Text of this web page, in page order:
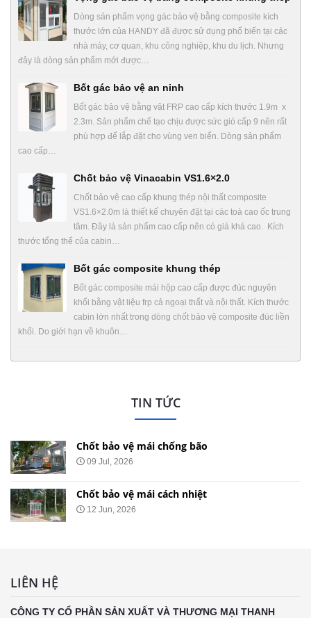
Dòng sản phẩm vọng gác bảo vệ bằng composite kích
thước lớn của HANDY đã được sử dụng phổ biến tại các
nhà máy, cơ quan, khu công nghiệp, khu du lịch. Nhưng
đây là dòng sản phẩm mới được…
Bốt gác bảo vệ an ninh
Bốt gác bảo vệ bằng vật FRP cao cấp kích thước 1.9m x
2.3m. Sản phẩm chế tạo chịu được sức gió cấp 9 nên rất
phù hợp để lắp đặt cho vùng ven biển. Dòng sản phẩm
cao cấp…
Chốt bảo vệ Vinacabin VS1.6×2.0
Chốt bảo vệ cao cấp khung thép nội thất composite
VS1.6×2.0m là thiết kế chuyên đặt tại các toà cao ốc trung
tâm. Đây là sản phẩm cao cấp nên có giá khá cao. Kích
thước tổng thể của cabin…
Bốt gác composite khung thép
Bốt gác composite mái hộp cao cấp được đúc nguyên
khối bằng vật liệu frp cả ngoại thất và nội thất. Kích thước
cabin lớn nhất trong dòng chốt bảo vệ composite đúc liền
khối. Do giới hạn về khuôn…
TIN TỨC
Chốt bảo vệ mái chống bão
09 Jul, 2026
Chốt bảo vệ mái cách nhiệt
12 Jun, 2026
LIÊN HỆ
CÔNG TY CỔ PHẦN SẢN XUẤT VÀ THƯƠNG MẠI THANH